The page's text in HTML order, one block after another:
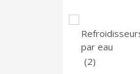
par eau
(2)